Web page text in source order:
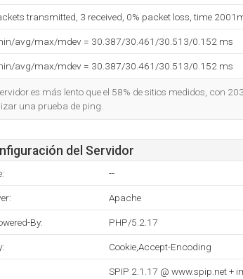
transmitted, 3 received, 0% packet loss, time
avg/max/mdev = 30.387/30.461/30.513/0.152 ms
avg/max/mdev = 30.387/30.461/30.513/0.152 ms
es más lento que el 58% de sitios medidos, con
una prueba de ping.
del Servidor
--
Apache
By: PHP/5.2.17
Cookie,Accept-Encoding
SPIP 2.1.17 @ www.spip.net +